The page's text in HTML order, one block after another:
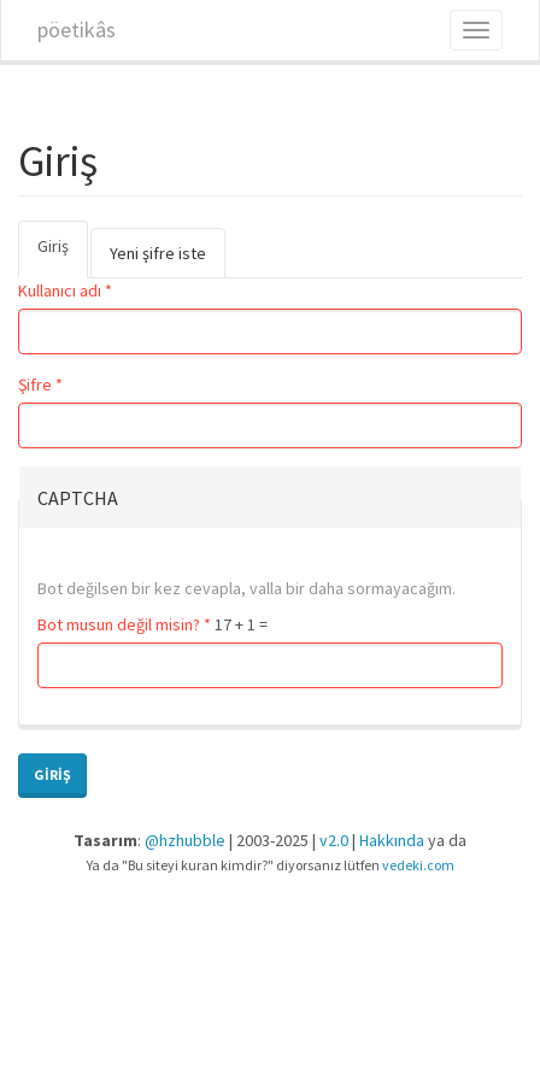
pöetikâs
Toggle
Giriş
Birincil sekmeler
Giriş
Yeni şifre iste
Kullanıcı adı *
Şifre *
CAPTCHA
Bot değilsen bir kez cevapla, valla bir daha sormayacağım.
Bot musun değil misin? * 17 + 1 =
GIRIŞ
Tasarım: @hzhubble | 2003-2025 | v2.0| Hakkında ya da
Ya da "Bu siteyi kuran kimdir?" diyorsanız lütfen vedeki.com